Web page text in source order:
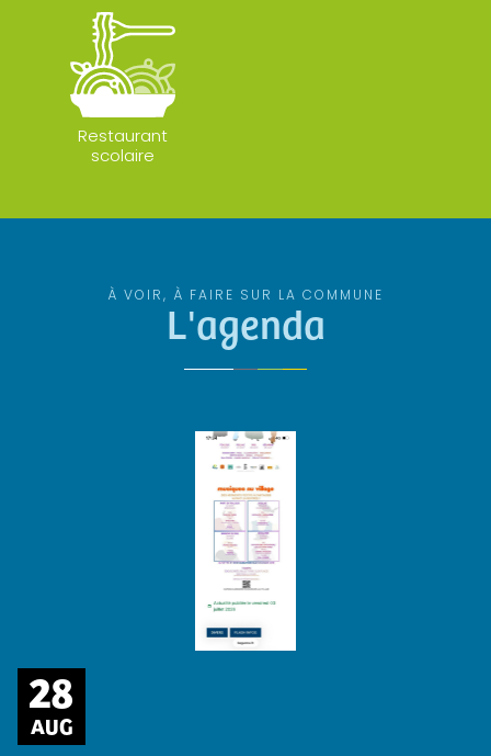
Restaurant
scolaire
À VOIR, À FAIRE SUR LA COMMUNE
L'agenda
28
AUG